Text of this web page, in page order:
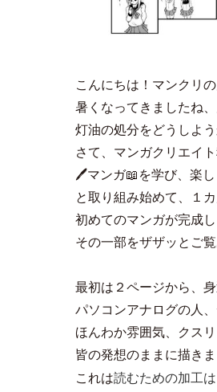
こんにちは！マンクリ
暑くなってきましたね
灯油の処分をどうしよ
さて、マンガクリエイ
🖊マンガ📖を学び、楽し
と取り組み始めて、１
初めてのマンガが完成し
その一部をザザッとご覧
最初は２ページから、
パソコンアナログの人
ほんわか雰囲気、クス
皆の発想のままに描きま
これは読むための加工